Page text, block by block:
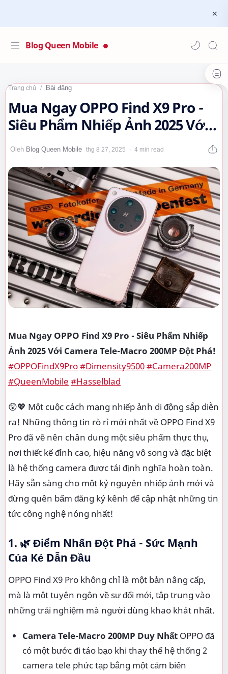
Blog Queen Mobile
Trang chủ Bài đăng
Mua Ngay OPPO Find X9 Pro -
Siêu Phẩm Nhiếp Ảnh 2025 Với
Camera Tele-Macro 200MP Đột
Phá!…
4 min read
Mua Ngay OPPO Find X9 Pro - Siêu Phẩm Nhiếp
Ảnh 2025 Với Camera Tele-Macro 200MP Đột Phá!
#OPPOFindX9Pro#Dimensity9500#Camera200MP
#QueenMobile #Hasselblad
😲💖 Một cuộc cách mạng nhiếp ảnh di động sắp diễn
ra! Những thông tin rò rỉ mới nhất về OPPO Find X9
Pro đã vẽ nên chân dung một siêu phẩm thực thụ,
nơi thiết kế đỉnh cao, hiệu năng vô song và đặc biệt
là hệ thống camera được tái định nghĩa hoàn toàn.
Hãy sẵn sàng cho một kỷ nguyên nhiếp ảnh mới và
đừng quên bấm đăng ký kênh để cập nhật những tin
tức công nghệ nóng nhất!
1. 🌿 Điểm Nhấn Đột Phá - Sức Mạnh
Của Kẻ Dẫn Đầu
OPPO Find X9 Pro không chỉ là một bản nâng cấp,
mà là một tuyên ngôn về sự đổi mới, tập trung vào
những trải nghiệm mà người dùng khao khát nhất.
Camera Tele-Macro 200MP Duy Nhất OPPO đã
có một bước đi táo bạo khi thay thế hệ thống 2
camera tele phức tạp bằng một cảm biến